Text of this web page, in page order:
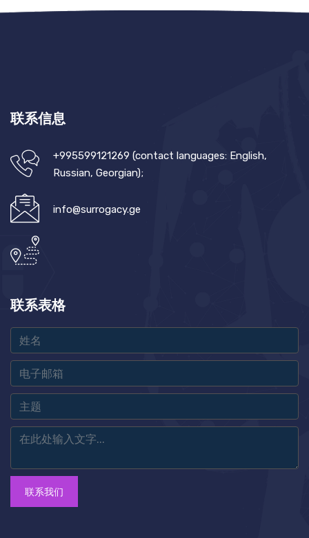
联系信息
+995599121269 (contact languages: English,
Russian, Georgian);
info@surrogacy.ge
联系表格
联系我们